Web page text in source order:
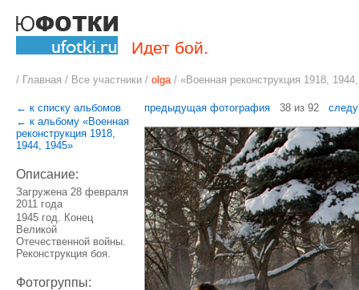
Идет бой.
/ Главная / Все участники / olga/ «Военная реконструкция 1918,
← к списку альбомов
← к альбому «Военная
реконструкция 1918,
1944, 1945»
Описание:
Загружена 28 февраля
2011 года
1945 год. Конец
Великой
Отечественной войны.
Реконструкция боя.
Фотогруппы:
предыдущая фотография38 из 92